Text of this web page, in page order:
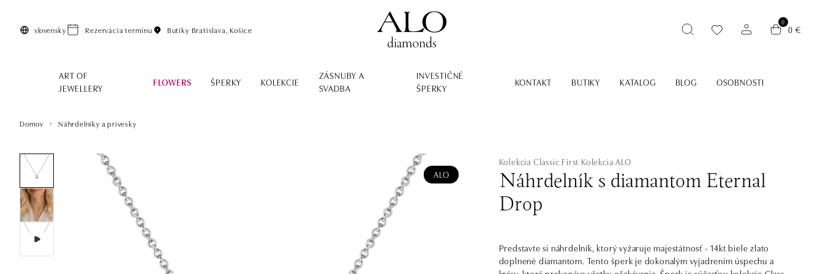
slovensky Rezervácia termínu Butiky Bratislava, Košice
0
0 €
ART OF
JEWELLERY
FLOWERS ŠPERKY KOLEKCIE
ZÁSNUBY A
SVADBA
INVESTIČNÉ
ŠPERKY
KONTAKT BUTIKY KATALOG BLOG OSOBNOSTI
Domov Náhrdelníky a prívesky
ALO
Kolekcia Classic First Kolekcia ALO
Náhrdelník s diamantom Eternal
Drop
Predstavte si náhrdelník, ktorý vyžaruje majestátnosť - 14kt biele zlato
doplnené diamantom. Tento šperk je dokonalým vyjadrením úspechu a